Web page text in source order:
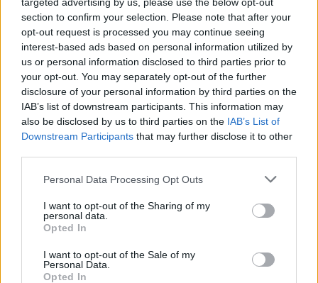
section to confirm your selection. Please note that after your
opt-out request is processed you may continue seeing
interest-based ads based on personal information utilized by
us or personal information disclosed to third parties prior to
your opt-out. You may separately opt-out of the further
disclosure of your personal information by third parties on the
IAB’s list of downstream participants. This information may
also be disclosed by us to third parties on the IAB’s List of
Downstream Participants that may further disclose it to other
Please note that this website/app uses one or more Google
not limited to your visit or usage behaviour. You may click to
grant or deny consent to Google and its third-party tags to
use your data for below specified purposes in below Google
consent section.
Personal Data Processing Opt Outs
I want to opt-out of the Sharing of my
personal data.
Opted In
I want to opt-out of the Sale of my
Personal Data.
Opted In
Újabb korábbi F2-es bajnok folytatja a Formula-E-ben